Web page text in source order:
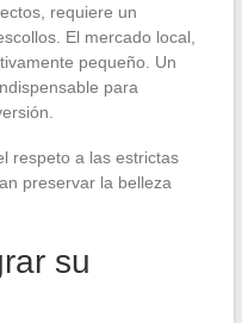
requiere un
El mercado local,
pequeño. Un
para
respeto a las estrictas
preservar la belleza
su